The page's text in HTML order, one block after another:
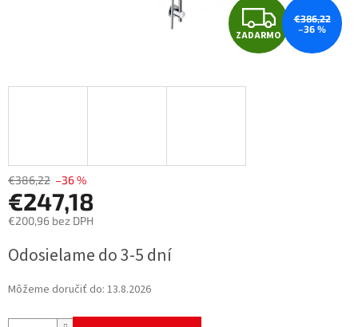
Z
A
ZADARMO
€386,22
–36 %
€386,22 –36 %
€247,18
€200,96 bez DPH
cena:
Odosielame do 3-5 dní
Môžeme doručiť do: 13.8.2026